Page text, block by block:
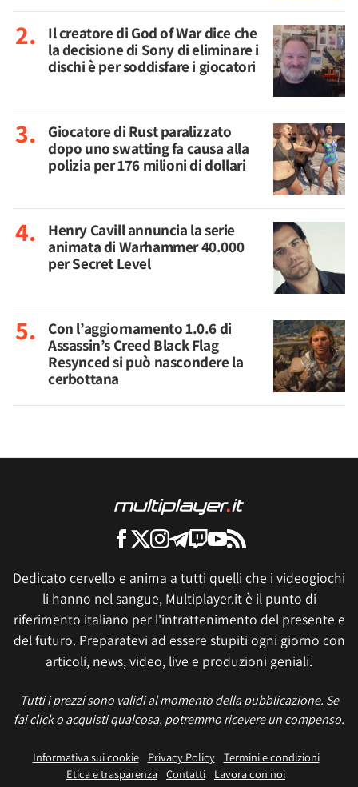
Il creatore di God of War dice che
la decisione di Sony di eliminare i
dischi è per soddisfare i giocatori
Giocatore di Rust paralizzato
dopo uno swatting fa causa alla
polizia per 176 milioni di dollari
Henry Cavill annuncia la serie
animata di Warhammer 40.000
per Secret Level
Con l’aggiornamento 1.0.6 di
Assassin’s Creed Black Flag
Resynced si può nascondere la
cerbottana
Dedicato cervello e anima a tutti quelli che i videogiochi
li hanno nel sangue, Multiplayer.it è il punto di
riferimento italiano per l'intrattenimento del presente e
del futuro. Preparatevi ad essere stupiti ogni giorno con
articoli, news, video, live e produzioni geniali.
Tutti i prezzi sono validi al momento della pubblicazione. Se
fai click o acquisti qualcosa, potremmo ricevere un compenso.
Informativa sui cookie Privacy Policy
Termini e condizioni
Etica e trasparenza Contatti Lavora con noi